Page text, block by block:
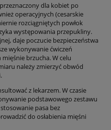
dla kobiet po
operacyjnych (cesarskie
rozciągniętych powłok
występowania przepukliny.
daje poczucie bezpieczeństwa
wykonywanie ćwiczeń
brzucha. W celu
należy zmierzyć obwód
z lekarzem. W czasie
podstawowego zestawu
pasa bez
do osłabienia mięśni